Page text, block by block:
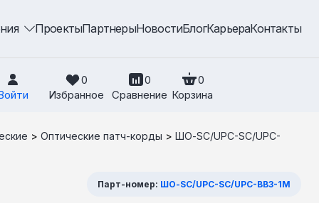
ПроектыПартнерыНовостиБлогКарьераКонтакты
0
Избранное
0
Сравнение
0
Корзина
> Оптические патч-корды > ШО-SC/UPC-SC/UPC-
Парт-номер: ШО-SC/UPC-SC/UPC-BB3-1M